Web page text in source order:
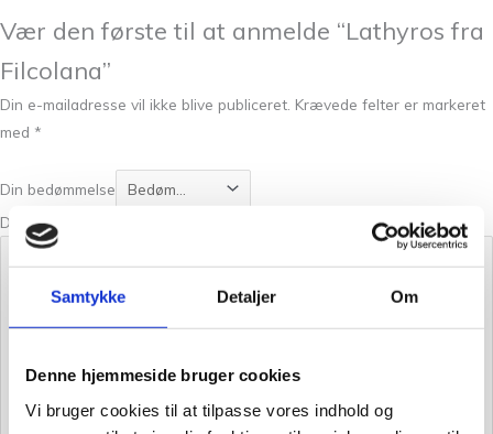
Samtykke Detaljer Om
Denne hjemmeside bruger cookies
Vi bruger cookies til at tilpasse vores indhold og
Vær den første til at anmelde “Lathyros fra
Filcolana”
Din e-mailadresse vil ikke blive publiceret. Krævede felter er markeret
med *
Din bedømmelse
Din anmeldelse